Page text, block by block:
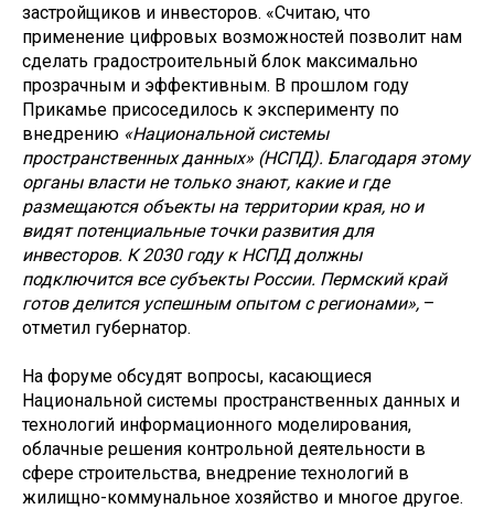
застройщиков и инвесторов. «Считаю, что
применение цифровых возможностей позволит нам
сделать градостроительный блок максимально
прозрачным и эффективным. В прошлом году
Прикамье присоседилось к эксперименту по
внедрению «Национальной системы
пространственных данных» (НСПД). Благодаря этому
органы власти не только знают, какие и где
размещаются объекты на территории края, но и
видят потенциальные точки развития для
инвесторов. К 2030 году к НСПД должны
подключится все субъекты России. Пермский край
готов делится успешным опытом с регионами», –
отметил губернатор.
На форуме обсудят вопросы, касающиеся
Национальной системы пространственных данных и
технологий информационного моделирования,
облачные решения контрольной деятельности в
сфере строительства, внедрение технологий в
жилищно-коммунальное хозяйство и многое другое.